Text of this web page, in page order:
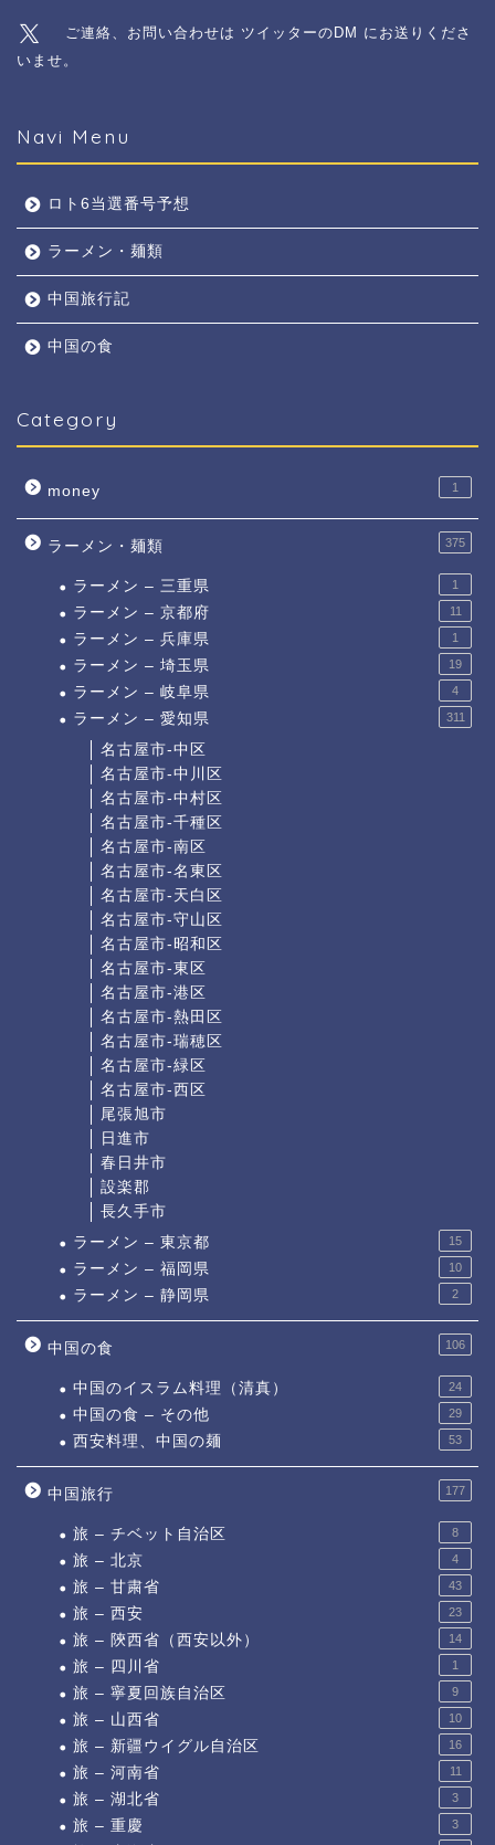
ご連絡、お問い合わせは ツイッターのDM にお送りくださ
いませ。
Navi Menu
ロト6当選番号予想
ラーメン・麺類
中国旅行記
中国の食
Category
money 1
ラーメン・麺類 375
ラーメン – 三重県 1
ラーメン – 京都府 11
ラーメン – 兵庫県 1
ラーメン – 埼玉県 19
ラーメン – 岐阜県 4
ラーメン – 愛知県 311
名古屋市-中区
名古屋市-中川区
名古屋市-中村区
名古屋市-千種区
名古屋市-南区
名古屋市-名東区
名古屋市-天白区
名古屋市-守山区
名古屋市-昭和区
名古屋市-東区
名古屋市-港区
名古屋市-熱田区
名古屋市-瑞穂区
名古屋市-緑区
名古屋市-西区
尾張旭市
日進市
春日井市
設楽郡
長久手市
ラーメン – 東京都
15
ラーメン – 福岡県 10
ラーメン – 静岡県 2
中国の食 106
中国のイスラム料理（清真） 24
中国の食 – その他 29
西安料理、中国の麺 53
中国旅行 177
旅 – チベット自治区 8
旅 – 北京 4
旅 – 甘粛省 43
旅 – 西安 23
旅 – 陝西省（西安以外） 14
旅 – 四川省 1
旅 – 寧夏回族自治区 9
旅 – 山西省 10
旅 – 新疆ウイグル自治区 16
旅 – 河南省 11
旅 – 湖北省 3
旅 – 重慶 3